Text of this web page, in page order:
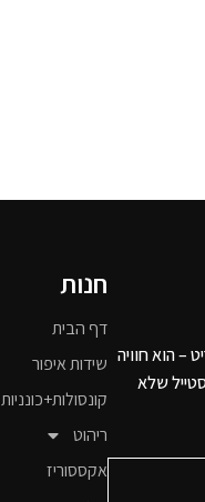
– הוא חוויה
שלא
חנות
דף הבית
שידות איפור
קונסולות+כונניות
ריהוט
אקססוריז